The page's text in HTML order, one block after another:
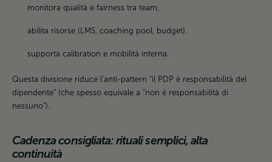
monitora qualità e fairness tra team,
abilita risorse (LMS, coaching pool, budget),
supporta calibration e mobilità interna.
Questa divisione riduce l’anti-pattern “il PDP è responsabilità del
dipendente” (che spesso equivale a “non è responsabilità di
nessuno”).
Cadenza consigliata: rituali semplici, alta
continuità